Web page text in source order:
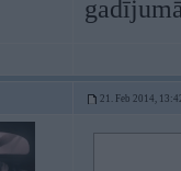
21. Feb 2014,